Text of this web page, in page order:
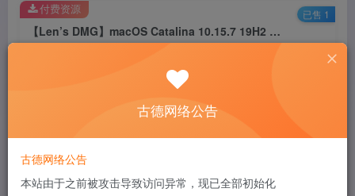
【Len’s DMG】macOS Catalina 10.15.7 19H2 With Clover 5128 and OC 0.6.6 黑苹果镜像
￥2
免费
付费资源 已售 1
古德网络公告
古德网络公告
本站由于之前被攻击导致访问异常，现已全部初始化